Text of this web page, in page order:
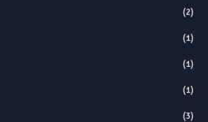
(2)
(1)
(1)
(1)
(3)